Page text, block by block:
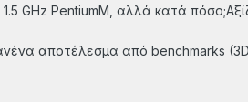
GHz PentiumM, αλλά κατά
αποτέλεσμα από benchmarks